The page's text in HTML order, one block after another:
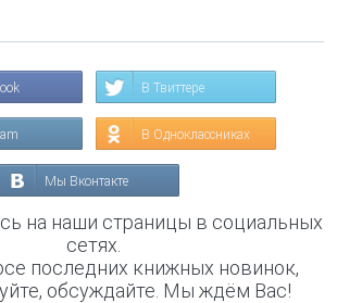
В Твиттере
В Одноклассниках
Мы Вконтакте
на наши страницы в социальных
сетях.
последних книжных новинок,
обсуждайте. Мы ждём Вас!